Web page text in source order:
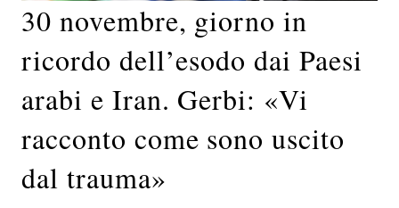
30 novembre, giorno in
ricordo dell’esodo dai Paesi
arabi e Iran. Gerbi: «Vi
racconto come sono uscito
dal trauma»